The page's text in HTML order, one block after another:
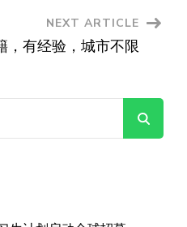
NEXT ARTICLE
，有经验，城市不限